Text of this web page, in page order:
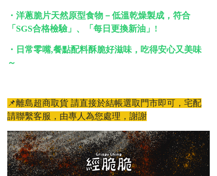
・洋蔥脆片天然原型食物－低溫乾燥製成，符合
「SGS合格檢驗」、「每日更換新油」!
・日常零嘴,餐點配料酥脆好滋味，吃得安心又美味
～
📌離島超商取貨 請直接於結帳選取門市即可，宅配
請聯繫客服，由專人為您處理，謝謝